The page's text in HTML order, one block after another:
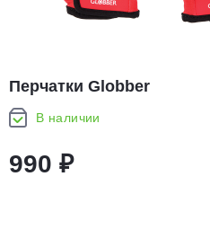
Перчатки Globber
В наличии
990 ₽